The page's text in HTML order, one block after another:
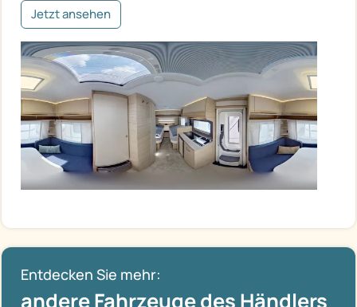
Jetzt ansehen
Entdecken Sie mehr:
andere Fahrzeuge des Händlers